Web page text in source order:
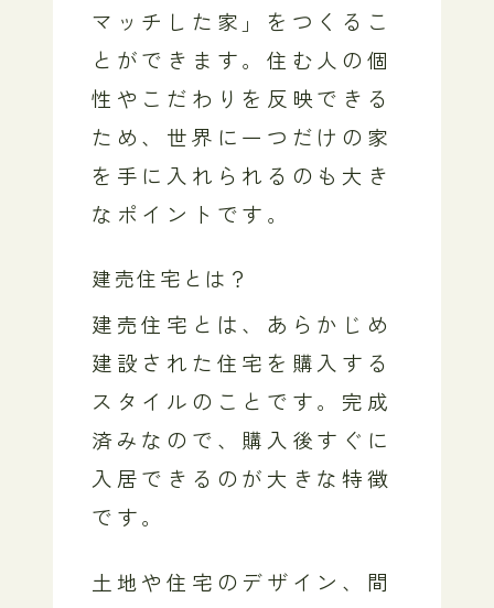
マッチした家」をつくるこ
とができます。住む人の個
性やこだわりを反映できる
ため、世界に一つだけの家
を手に入れられるのも大き
なポイントです。
建売住宅とは？
建売住宅とは、あらかじめ
建設された住宅を購入する
スタイルのことです。完成
済みなので、購入後すぐに
入居できるのが大きな特徴
です。
土地や住宅のデザイン、間